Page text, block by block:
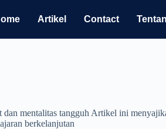
Artikel Contact
mentalitas tangguh Artikel ini
berkelanjutan